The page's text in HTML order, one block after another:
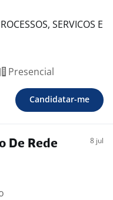
SERVICOS E
Presencial
Candidatar-me
De Rede 8 jul